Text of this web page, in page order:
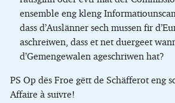
ensemble eng kleng
dass d’Auslänner sech mussen fir
aschreiwen, dass et net duergeet
d’Gemengewalen ageschriwen hat?
PS Op dës Froe gëtt de Schäfferot eng
Affaire à suivre!